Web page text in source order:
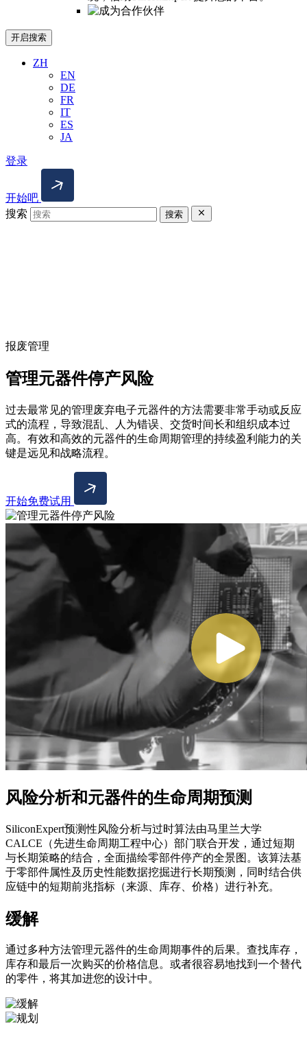
开启搜索
ZH
EN
DE
FR
IT
ES
JA
登录
开始吧
搜索
搜索
报废管理
管理元器件停产风险
过去最常见的管理废弃电子元器件的方法需要非常手动或反应
式的流程，导致混乱、人为错误、交货时间长和组织成本过
高。有效和高效的元器件的生命周期管理的持续盈利能力的关
键是远见和战略流程。
开始免费试用
风险分析和元器件的生命周期预测
SiliconExpert预测性风险分析与过时算法由马里兰大学
CALCE（先进生命周期工程中心）部门联合开发，通过短期
与长期策略的结合，全面描绘零部件停产的全景图。该算法基
于零部件属性及历史性能数据挖掘进行长期预测，同时结合供
应链中的短期前兆指标（来源、库存、价格）进行补充。
缓解
通过多种方法管理元器件的生命周期事件的后果。查找库存，
库存和最后一次购买的价格信息。或者很容易地找到一个替代
的零件，将其加进您的设计中。